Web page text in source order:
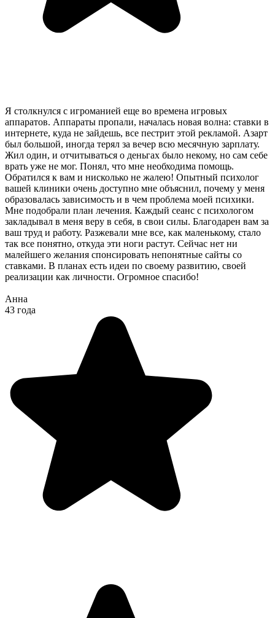
Я столкнулся с игроманией еще во времена игровых
аппаратов. Аппараты пропали, началась новая волна: ставки в
интернете, куда не зайдешь, все пестрит этой рекламой. Азарт
был большой, иногда терял за вечер всю месячную зарплату.
Жил один, и отчитываться о деньгах было некому, но сам себе
врать уже не мог. Понял, что мне необходима помощь.
Обратился к вам и нисколько не жалею! Опытный психолог
вашей клиники очень доступно мне объяснил, почему у меня
образовалась зависимость и в чем проблема моей психики.
Мне подобрали план лечения. Каждый сеанс с психологом
закладывал в меня веру в себя, в свои силы. Благодарен вам за
ваш труд и работу. Разжевали мне все, как маленькому, стало
так все понятно, откуда эти ноги растут. Сейчас нет ни
малейшего желания спонсировать непонятные сайты со
ставками. В планах есть идеи по своему развитию, своей
реализации как личности. Огромное спасибо!
Анна
43 года